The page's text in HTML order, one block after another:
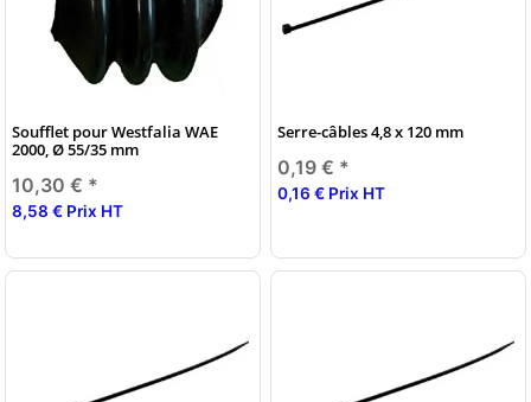
Soufflet pour Westfalia WAE
2000, Ø 55/35 mm
10,30 € *
8,58 € Prix HT
Serre-câbles 4,8 x 120 mm
0,19 € *
0,16 € Prix HT